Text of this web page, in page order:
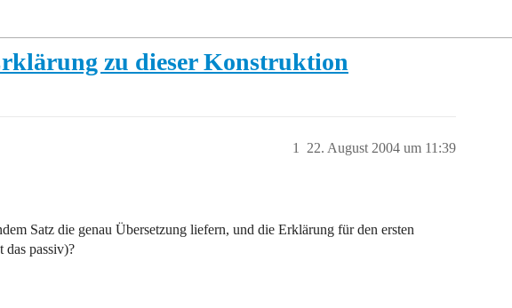
zu dieser Konstruktion
22. August 2004 um 11:39
1
Satz die genau Übersetzung liefern, und die Erklärung für den ersten
das passiv)?